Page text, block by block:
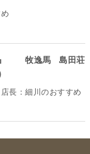
』 牧逸馬 島田荘
長：細川のおすすめ